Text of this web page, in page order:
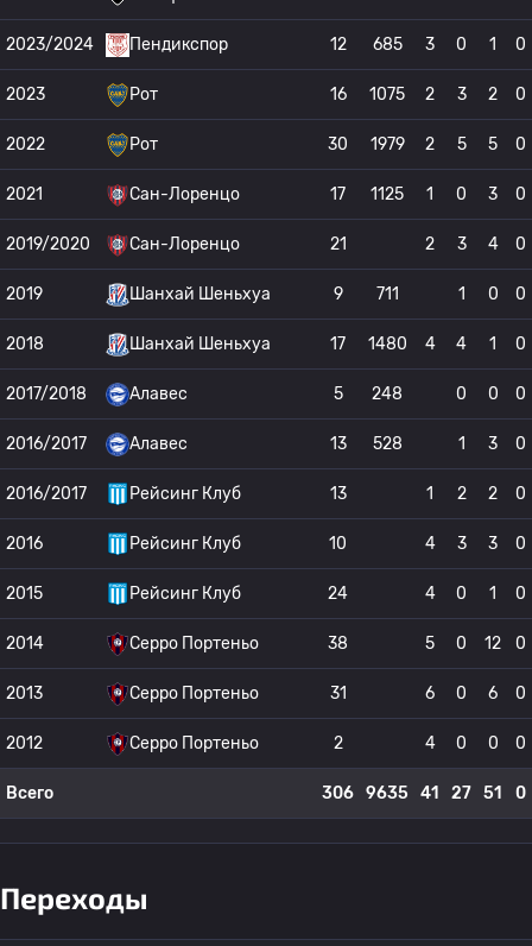
2023/2024 Пендикспор 12 685 3 0 1 0
2023 Рот 16 1075 2 3 2 0
2022 Рот 30 1979 2 5 5 0
2021 Сан-Лоренцо 17 1125 1 0 3 0
2019/2020 Сан-Лоренцо 21 2 3 4 0
2019 Шанхай Шеньхуа 9 711 1 0 0
2018 Шанхай Шеньхуа 17 1480 4 4 1 0
2017/2018 Алавес 5 248 0 0 0
2016/2017 Алавес 13 528 1 3 0
2016/2017 Рейсинг Клуб 13 1 2 2 0
2016 Рейсинг Клуб 10 4 3 3 0
2015 Рейсинг Клуб 24 4 0 1 0
2014 Серро Портеньо 38 5 0 12 0
2013 Серро Портеньо 31 6 0 6 0
2012 Серро Портеньо 2 4 0 0 0
Всего 306 9635 41 27 51 0
Переходы